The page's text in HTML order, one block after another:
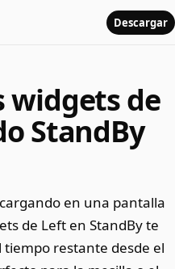
Descargar
widgets de
StandBy
en una pantalla
de Left en StandBy te
restante desde el